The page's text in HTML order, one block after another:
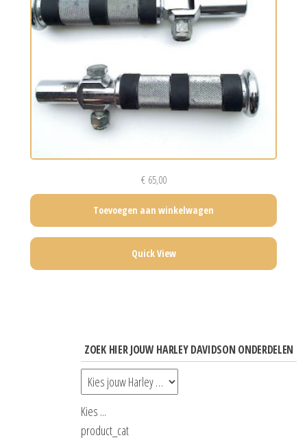
€65,00
Toevoegen aan winkelwagen
Quick View
ZOEK HIER JOUW HARLEY DAVIDSON ONDERDELEN
Kies ...
product_cat